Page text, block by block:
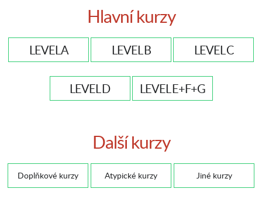
Hlavní kurzy
LEVEL A LEVEL B LEVEL C
LEVEL D LEVEL E+F+G
Další kurzy
Doplňkové kurzy Atypické kurzy Jiné kurzy